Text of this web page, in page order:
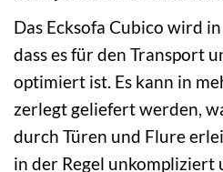
Das Ecksofa Cubico wird
dass es für den Transport
optimiert ist. Es kann in
zerlegt geliefert werden,
durch Türen und Flure
in der Regel